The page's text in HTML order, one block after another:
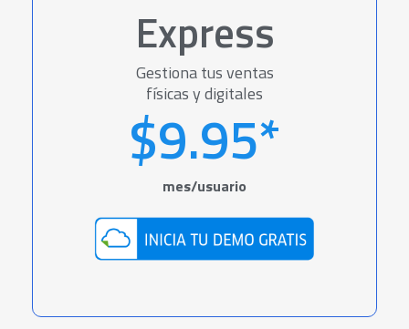
Express
Gestiona tus ventas
físicas y digitales
$9.95*
mes/usuario